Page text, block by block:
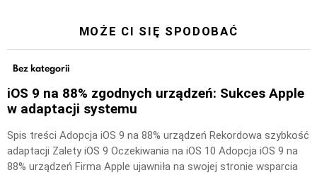
MOŻE CI SIĘ SPODOBAĆ
Bez kategorii
iOS 9 na 88% zgodnych urządzeń: Sukces Apple
w adaptacji systemu
Spis treści Adopcja iOS 9 na 88% urządzeń Rekordowa szybkość
adaptacji Zalety iOS 9 Oczekiwania na iOS 10 Adopcja iOS 9 na
88% urządzeń Firma Apple ujawniła na swojej stronie wsparcia